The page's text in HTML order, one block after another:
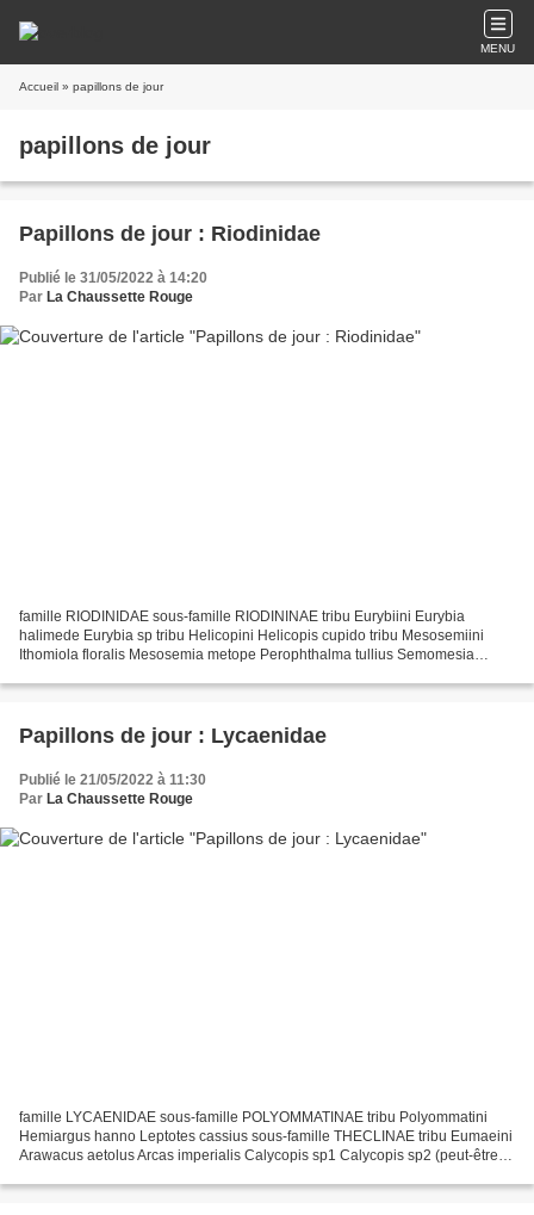
MENU
Accueil » papillons de jour
papillons de jour
Papillons de jour : Riodinidae
Publié le 31/05/2022 à 14:20
Par La Chaussette Rouge
famille RIODINIDAE sous-famille RIODININAE tribu Eurybiini Eurybia
halimede Eurybia sp tribu Helicopini Helicopis cupido tribu Mesosemiini
Ithomiola floralis Mesosemia metope Perophthalma tullius Semomesia
Papillons de jour : Lycaenidae
Publié le 21/05/2022 à 11:30
Par La Chaussette Rouge
famille LYCAENIDAE sous-famille POLYOMMATINAE tribu Polyommatini
Hemiargus hanno Leptotes cassius sous-famille THECLINAE tribu Eumaeini
Arawacus aetolus Arcas imperialis Calycopis sp1 Calycopis sp2 (peut-être